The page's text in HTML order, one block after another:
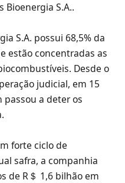
Bioenergia S.A..
S.A. possui 68,5% da
estão concentradas as
Desde o
judicial, em 15
passou a deter os
forte ciclo de
safra, a companhia
de R＄ 1,6 bilhão em